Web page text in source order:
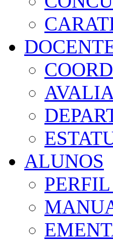
ALUNOS